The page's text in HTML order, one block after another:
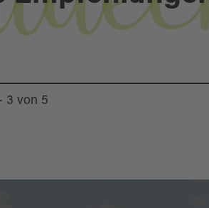
UND
3 von 5